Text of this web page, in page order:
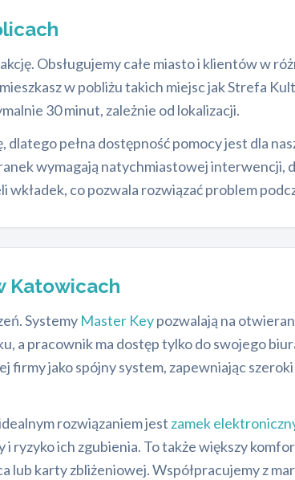
Obsługujemy całe miasto i klientów w
w pobliżu takich miejsc jak Strefa
30 minut, zależnie od lokalizacji.
dlatego pełna dostępność pomocy jest dla
wymagają natychmiastowej interwencji,
co pozwala rozwiązać problem
Katowicach
Systemy Master Keypozwalają na
a pracownik ma dostęp tylko do swojego
jako spójny system, zapewniając
rozwiązaniem jest zamek
ich zgubienia. To także większy
karty zbliżeniowej. Współpracujemy z